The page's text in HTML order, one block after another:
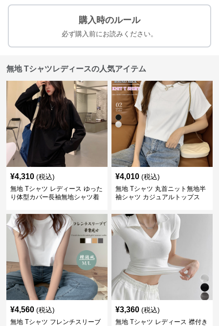
購入時のルール
必ず購入前にお読みください。
無地 Tシャツレディースの人気アイテム
¥4,310 (税込)
無地 Tシャツ レディース ゆった
り体型カバー長袖無地シャツ着
¥4,010 (税込)
無地 Tシャツ 丸首ニット無地半
袖シャツ カジュアルトップス
¥4,560 (税込)
無地 Tシャツ フレンチスリーブ
¥3,360 (税込)
無地 Tシャツ レディース 襟付き